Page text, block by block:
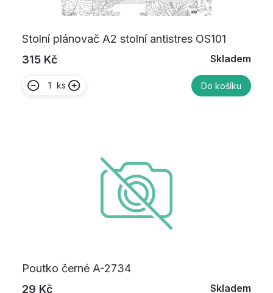
Stolní plánovač A2 stolní antistres OS101
315 Kč
Skladem
ks Do košíku
Poutko černé A-2734
29 Kč
Skladem